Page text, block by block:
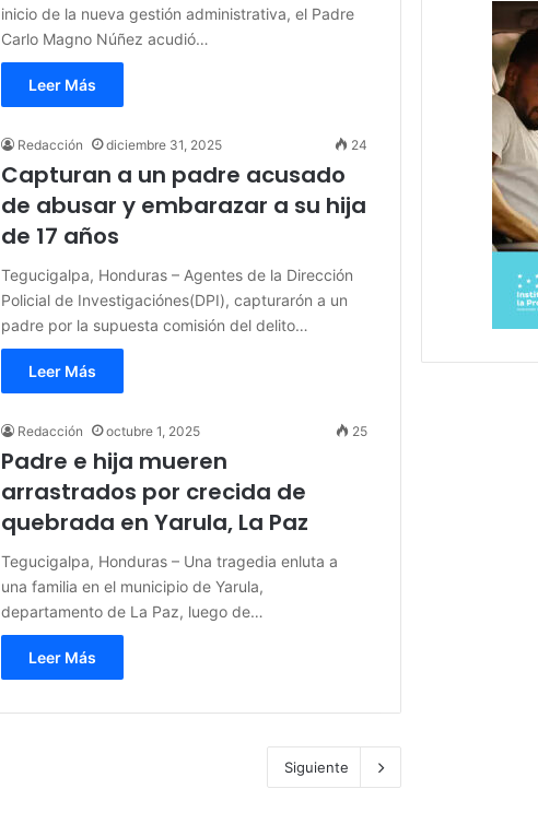
inicio de la nueva gestión administrativa, el Padre
Carlo Magno Núñez acudió…
Leer Más
Redacción diciembre 31, 2025 24
Capturan a un padre acusado
de abusar y embarazar a su hija
de 17 años
Tegucigalpa, Honduras – Agentes de la Dirección
Policial de Investigaciónes(DPI), capturarón a un
padre por la supuesta comisión del delito…
Leer Más
Redacción octubre 1, 2025 25
Padre e hija mueren
arrastrados por crecida de
quebrada en Yarula, La Paz
Tegucigalpa, Honduras – Una tragedia enluta a
una familia en el municipio de Yarula,
departamento de La Paz, luego de…
Leer Más
Siguiente